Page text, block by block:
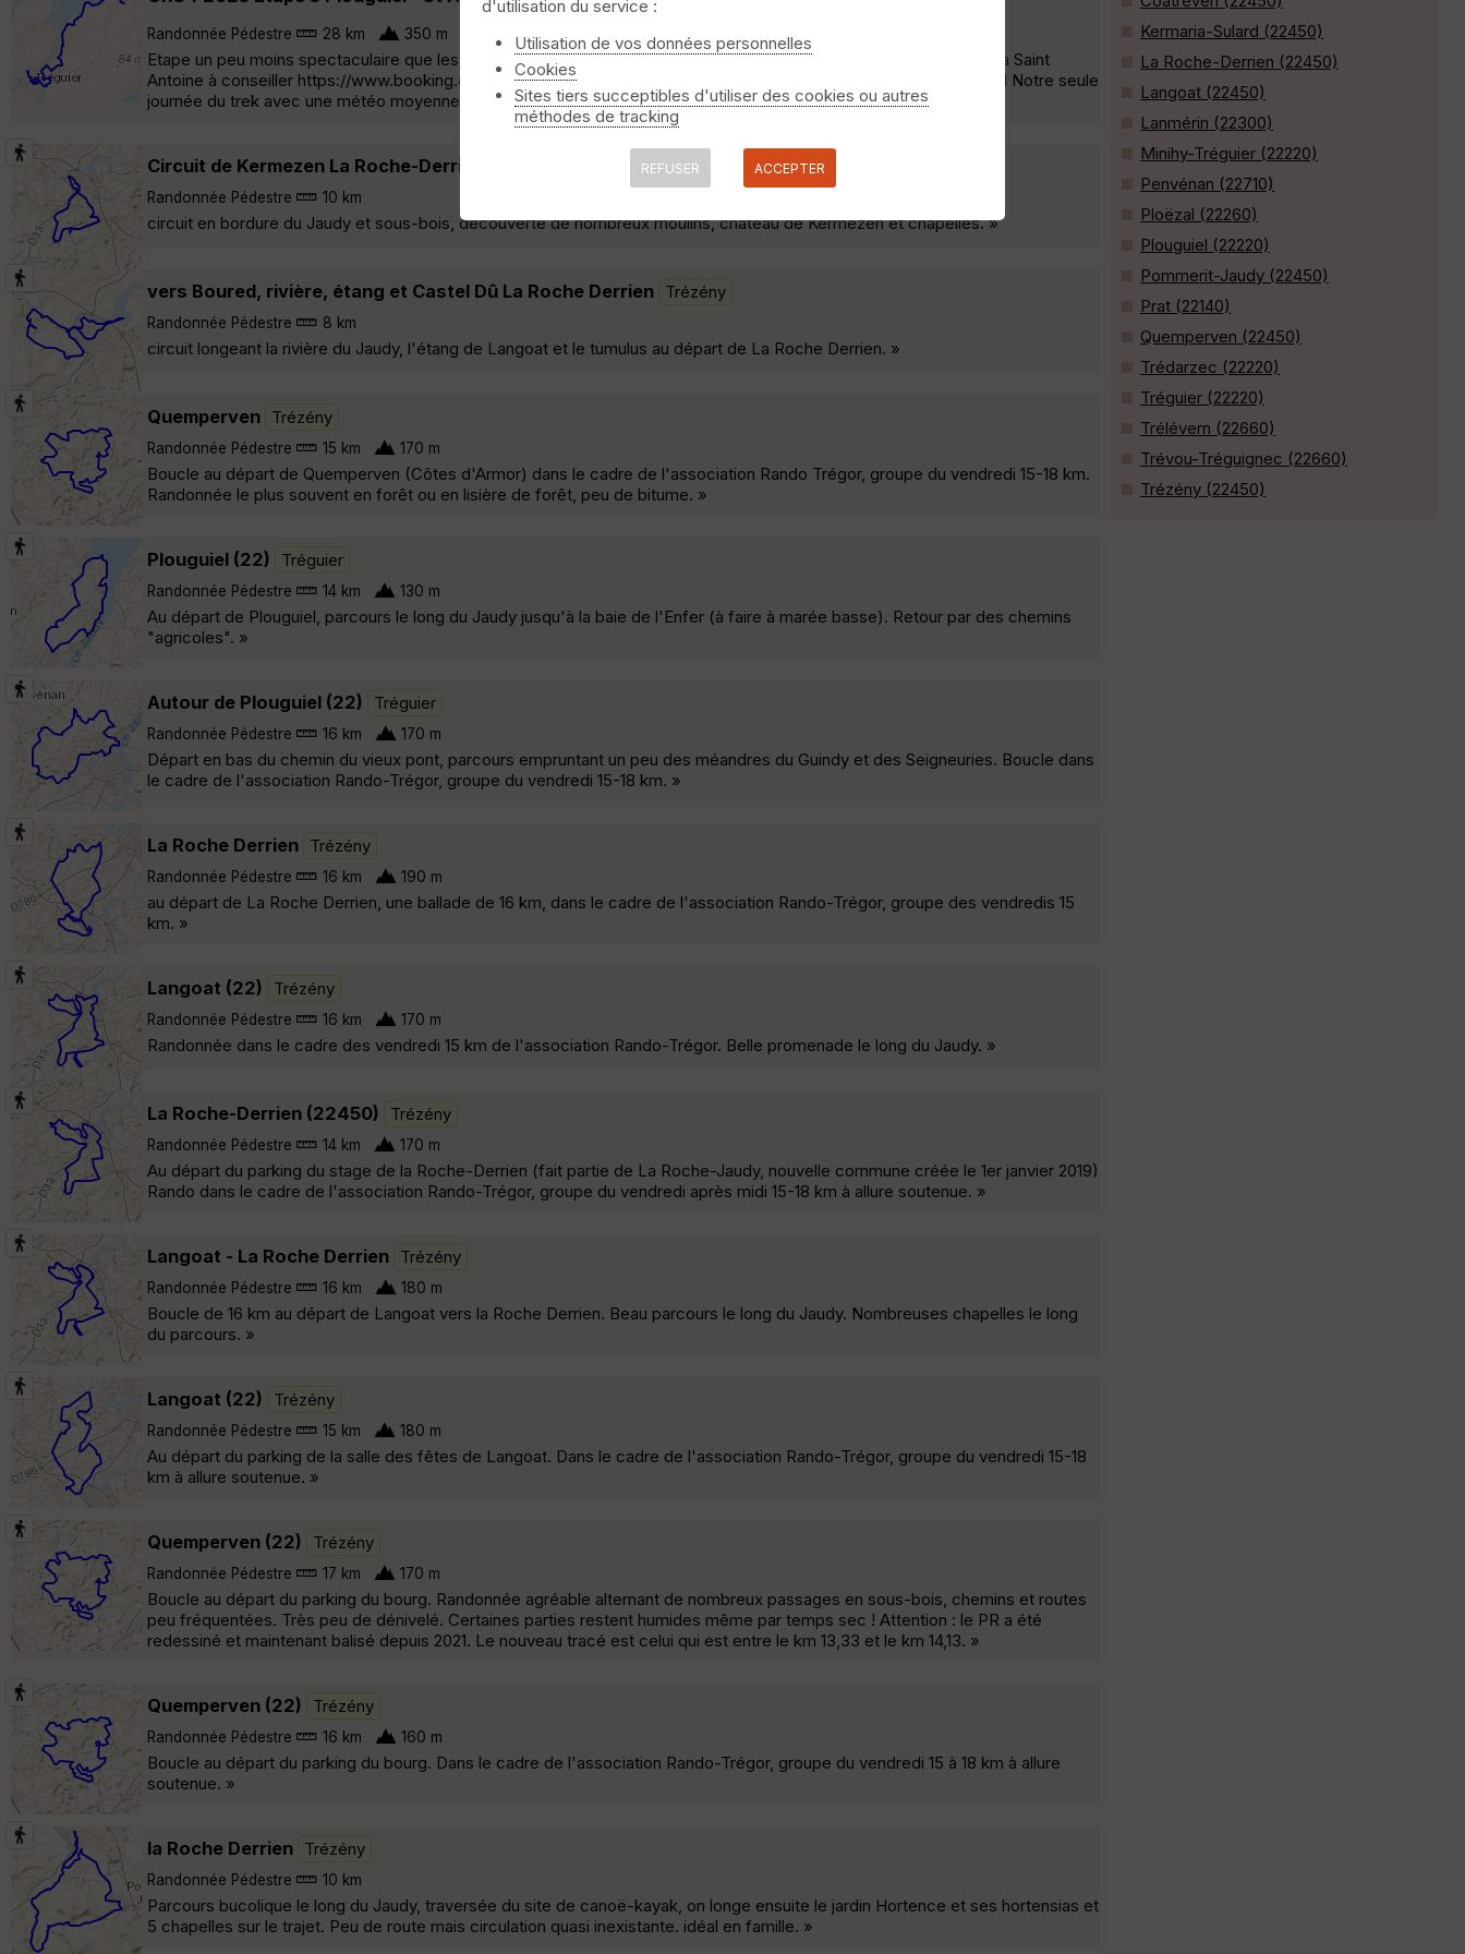
Randonnée Pédestre 28 km 350 m
Etape un peu moins spectaculaire que les précédentes à l'exception de la visite de Tréguier Hébergement au top à Saint
Antoine à conseiller https://www.booking.com/hotel/fr/gite-avec-son-bain-nordique-privatif-au-feu-de-bois.fr.html Notre seule
journée du trek avec une météo moyenne »
Circuit de Kermezen La Roche-Derrien
Randonnée Pédestre 10 km
circuit en bordure du Jaudy et sous-bois, découverte de nombreux moulins, château de Kermezen et chapelles. »
vers Boured, rivière, étang et Castel Dû La Roche Derrien Trézény
Randonnée Pédestre 8 km
circuit longeant la rivière du Jaudy, l'étang de Langoat et le tumulus au départ de La Roche Derrien. »
Quemperven Trézény
Randonnée Pédestre 15 km 170 m
Boucle au départ de Quemperven (Côtes d'Armor) dans le cadre de l'association Rando Trégor, groupe du vendredi 15-18 km.
Randonnée le plus souvent en forêt ou en lisière de forêt, peu de bitume. »
Plouguiel (22) Tréguier
Randonnée Pédestre 14 km 130 m
Au départ de Plouguiel, parcours le long du Jaudy jusqu'à la baie de l'Enfer (à faire à marée basse). Retour par des chemins
"agricoles". »
Autour de Plouguiel (22) Tréguier
Randonnée Pédestre 16 km 170 m
Départ en bas du chemin du vieux pont, parcours empruntant un peu des méandres du Guindy et des Seigneuries. Boucle dans
le cadre de l'association Rando-Trégor, groupe du vendredi 15-18 km. »
La Roche Derrien Trézény
Randonnée Pédestre 16 km 190 m
au départ de La Roche Derrien, une ballade de 16 km, dans le cadre de l'association Rando-Trégor, groupe des vendredis 15
km. »
Langoat (22) Trézény
Randonnée Pédestre 16 km 170 m
Randonnée dans le cadre des vendredi 15 km de l'association Rando-Trégor. Belle promenade le long du Jaudy. »
La Roche-Derrien (22450) Trézény
Randonnée Pédestre 14 km 170 m
Au départ du parking du stage de la Roche-Derrien (fait partie de La Roche-Jaudy, nouvelle commune créée le 1er janvier 2019)
Rando dans le cadre de l'association Rando-Trégor, groupe du vendredi après midi 15-18 km à allure soutenue. »
Langoat - La Roche Derrien Trézény
Randonnée Pédestre 16 km 180 m
Boucle de 16 km au départ de Langoat vers la Roche Derrien. Beau parcours le long du Jaudy. Nombreuses chapelles le long
du parcours. »
Langoat (22) Trézény
Randonnée Pédestre 15 km 180 m
Au départ du parking de la salle des fêtes de Langoat. Dans le cadre de l'association Rando-Trégor, groupe du vendredi 15-18
km à allure soutenue. »
Quemperven (22) Trézény
Randonnée Pédestre 17 km 170 m
Boucle au départ du parking du bourg. Randonnée agréable alternant de nombreux passages en sous-bois, chemins et routes
peu fréquentées. Très peu de dénivelé. Certaines parties restent humides même par temps sec ! Attention : le PR a été
redessiné et maintenant balisé depuis 2021. Le nouveau tracé est celui qui est entre le km 13,33 et le km 14,13. »
Quemperven (22) Trézény
Randonnée Pédestre 16 km 160 m
Boucle au départ du parking du bourg. Dans le cadre de l'association Rando-Trégor, groupe du vendredi 15 à 18 km à allure
soutenue. »
la Roche Derrien Trézény
Randonnée Pédestre 10 km
Parcours bucolique le long du Jaudy, traversée du site de canoë-kayak, on longe ensuite le jardin Hortence et ses hortensias et
5 chapelles sur le trajet. Peu de route mais circulation quasi inexistante. idéal en famille. »
Kermaria-Sulard (22450)
La Roche-Derrien (22450)
Langoat (22450)
Lanmérin (22300)
Minihy-Tréguier (22220)
Penvénan (22710)
Ploëzal (22260)
Plouguiel (22220)
Pommerit-Jaudy (22450)
Prat (22140)
Quemperven (22450)
Trédarzec (22220)
Tréguier (22220)
Trélévern (22660)
Trévou-Tréguignec (22660)
Trézény (22450)
d'utilisation du service :
Utilisation de vos données personnelles
Cookies
Sites tiers succeptibles d'utiliser des cookies ou autres
méthodes de tracking
REFUSER ACCEPTER